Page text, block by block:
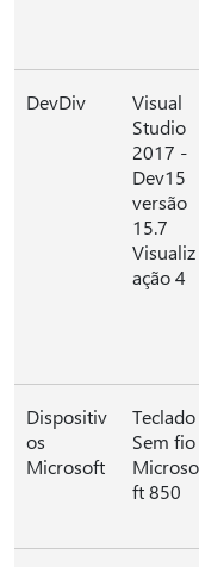
DevDiv
Visual
Studio
2017 -
Dev15
versão
15.7
Visualiz
ação 4
Dispositiv
os
Microsoft
Teclado
Sem fio
Microso
ft 850